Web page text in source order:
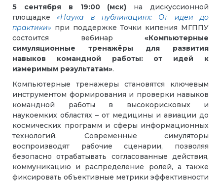
5 сентября в 19:00 (мск) на дискуссионной
площадке«Наука в публикациях: От идеи до
практики» при поддержке Точки кипения МГППУ
состоится вебинар «Компьютерные
симуляционные тренажёры для развития
навыков командной работы: от идей к
измеримым результатам».
Компьютерные тренажеры становятся ключевым
инструментом формирования и проверки навыков
командной работы в высокорисковых и
наукоемких областях – от медицины и авиации до
космических программ и сферы информационных
технологий. Современные симуляторы
воспроизводят рабочие сценарии, позволяя
безопасно отрабатывать согласованные действия,
коммуникацию и распределение ролей, а также
фиксировать объективные метрики эффективности